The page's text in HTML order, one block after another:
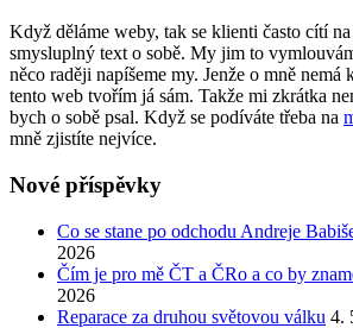
Když děláme weby, tak se klienti často cítí
smysluplný text o sobě. My jim to
něco raději napíšeme my. Jenže o mně nemá
tento web tvořím já sám. Takže mi zkrátka
bych o sobě psal. Když se podíváte třeba na
mně zjistíte nejvíce.
Nové příspěvky
Co se stane po odchodu Andreje
2026
Čím je pro mě ČT a ČRo a co by
2026
Reparace za druhou světovou válku 4.